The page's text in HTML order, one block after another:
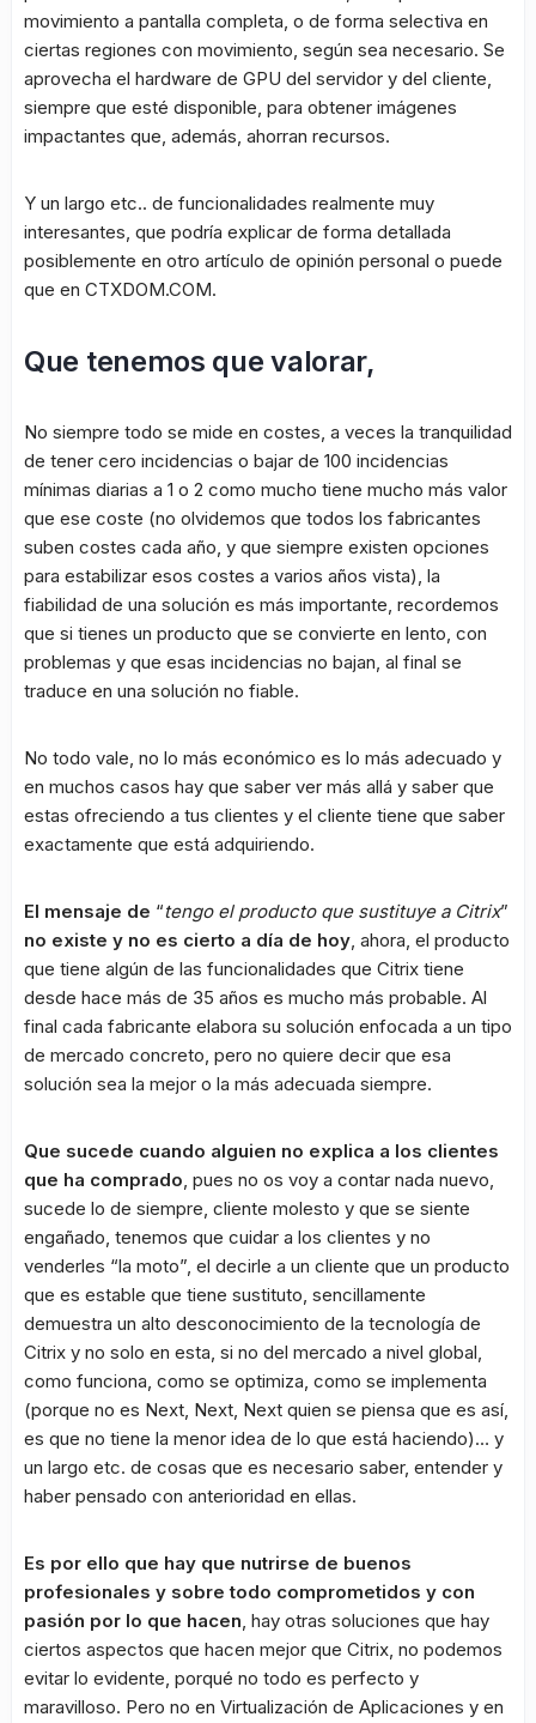
movimiento a pantalla completa, o de forma selectiva en
ciertas regiones con movimiento, según sea necesario. Se
aprovecha el hardware de GPU del servidor y del cliente,
siempre que esté disponible, para obtener imágenes
impactantes que, además, ahorran recursos.
Y un largo etc.. de funcionalidades realmente muy
interesantes, que podría explicar de forma detallada
posiblemente en otro artículo de opinión personal o puede
que en CTXDOM.COM.
Que tenemos que valorar,
No siempre todo se mide en costes, a veces la tranquilidad
de tener cero incidencias o bajar de 100 incidencias
mínimas diarias a 1 o 2 como mucho tiene mucho más valor
que ese coste (no olvidemos que todos los fabricantes
suben costes cada año, y que siempre existen opciones
para estabilizar esos costes a varios años vista), la
fiabilidad de una solución es más importante, recordemos
que si tienes un producto que se convierte en lento, con
problemas y que esas incidencias no bajan, al final se
traduce en una solución no fiable.
No todo vale, no lo más económico es lo más adecuado y
en muchos casos hay que saber ver más allá y saber que
estas ofreciendo a tus clientes y el cliente tiene que saber
exactamente que está adquiriendo.
El mensaje de “tengo el producto que sustituye a Citrix”
no existe y no es cierto a día de hoy, ahora, el producto
que tiene algún de las funcionalidades que Citrix tiene
desde hace más de 35 años es mucho más probable. Al
final cada fabricante elabora su solución enfocada a un tipo
de mercado concreto, pero no quiere decir que esa
solución sea la mejor o la más adecuada siempre.
Que sucede cuando alguien no explica a los clientes
que ha comprado, pues no os voy a contar nada nuevo,
sucede lo de siempre, cliente molesto y que se siente
engañado, tenemos que cuidar a los clientes y no
venderles “la moto”, el decirle a un cliente que un producto
que es estable que tiene sustituto, sencillamente
demuestra un alto desconocimiento de la tecnología de
Citrix y no solo en esta, si no del mercado a nivel global,
como funciona, como se optimiza, como se implementa
(porque no es Next, Next, Next quien se piensa que es así,
es que no tiene la menor idea de lo que está haciendo)… y
un largo etc. de cosas que es necesario saber, entender y
haber pensado con anterioridad en ellas.
Es por ello que hay que nutrirse de buenos
profesionales y sobre todo comprometidos y con
pasión por lo que hacen, hay otras soluciones que hay
ciertos aspectos que hacen mejor que Citrix, no podemos
evitar lo evidente, porqué no todo es perfecto y
maravilloso. Pero no en Virtualización de Aplicaciones y en